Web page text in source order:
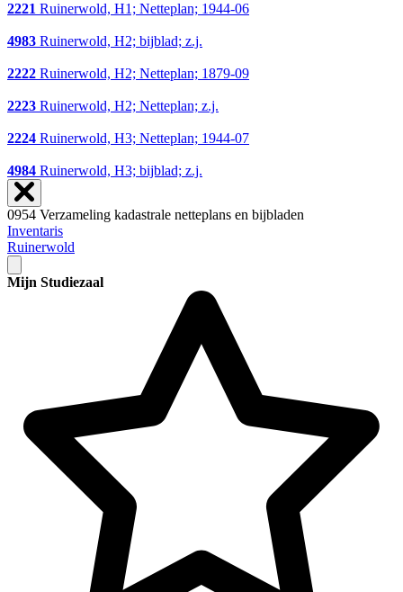
2221 Ruinerwold, H1; Netteplan; 1944-06
4983 Ruinerwold, H2; bijblad; z.j.
2222 Ruinerwold, H2; Netteplan; 1879-09
2223 Ruinerwold, H2; Netteplan; z.j.
2224 Ruinerwold, H3; Netteplan; 1944-07
4984 Ruinerwold, H3; bijblad; z.j.
0954 Verzameling kadastrale netteplans en bijbladen
Inventaris
Ruinerwold
Mijn Studiezaal